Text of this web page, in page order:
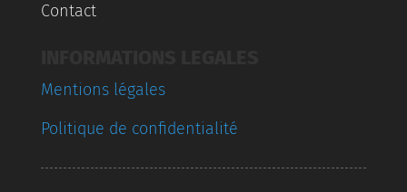
Contact
Mentions légales
Politique de confidentialité